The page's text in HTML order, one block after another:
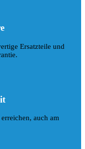
Ersatzteile und
auch am